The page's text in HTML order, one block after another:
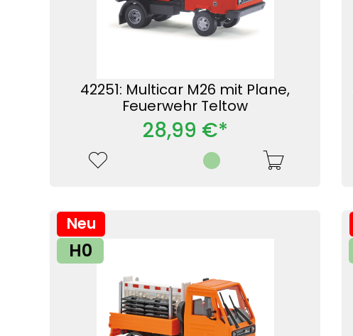
42251: Multicar M26 mit Plane,
Feuerwehr Teltow
28,99 €*
H0
Neu